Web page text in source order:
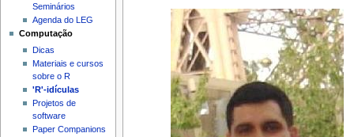
Seminários
Agenda do LEG
Computação
Dicas
Materiais e cursos
sobre o R
'R'-idículas
Projetos de
software
Paper Companions